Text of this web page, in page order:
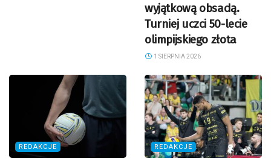
wyjątkową obsadą.
Turniej uczci 50-lecie
olimpijskiego złota
1 SIERPNIA 2026
REDAKCJE REDAKCJE